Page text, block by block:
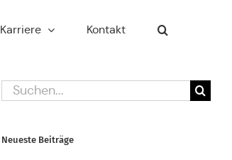
Kar­rie­re Kontakt
Suche
Neueste Bei­trä­ge